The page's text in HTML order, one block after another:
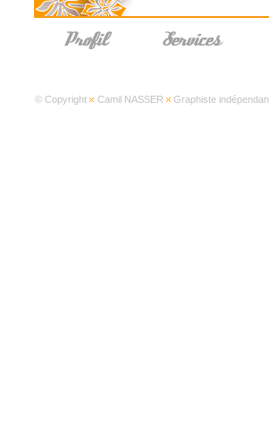
© Copyright Camil NASSER Graphiste